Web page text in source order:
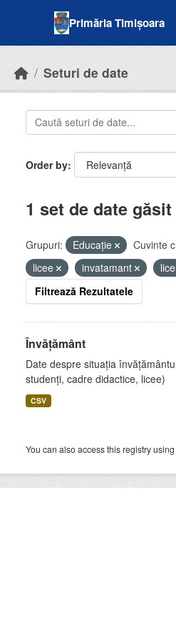
Primăria Timișoara
Seturi de date
Order by
1 set de date găsit
Grupuri: Educație Cuvinte
licee
invatamant
Filtrează Rezultatele
Învățământ
Date despre situația
studenți, cadre didactice, licee)
CSV
You can also access this registry